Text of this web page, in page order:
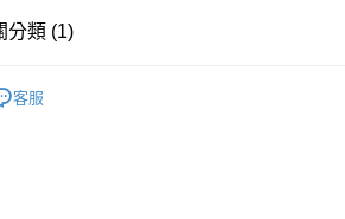
後付是「在收到商品之後才付款」的支付方式。 讓
只要手機號碼，簡訊認證，即可結帳。
先確認商品／服務後，再付款。
分類 (1)
客服